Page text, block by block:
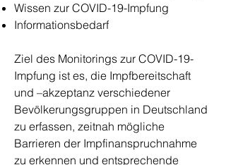
Wissen zur COVID-19-Impfung
Informationsbedarf
Ziel des Monitorings zur COVID-19-
Impfung ist es, die Impfbereitschaft
und –akzeptanz verschiedener
Bevölkerungsgruppen in Deutschland
zu erfassen, zeitnah mögliche
Barrieren der Impfinanspruchnahme
zu erkennen und entsprechende